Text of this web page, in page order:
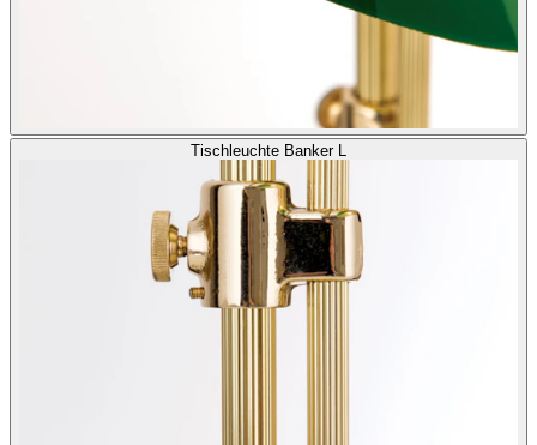
Tischleuchte Banker L